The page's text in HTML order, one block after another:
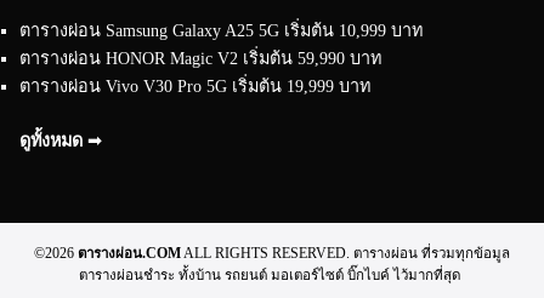
ตารางผ่อน Samsung Galaxy A25 5G เริ่มต้น 10,999 บาท
ตารางผ่อน HONOR Magic V2 เริ่มต้น 59,990 บาท
ตารางผ่อน Vivo V30 Pro 5G เริ่มต้น 19,999 บาท
ดูทั้งหมด ➟
©2026 ตารางผ่อน.COM ALL RIGHTS RESERVED. ตารางผ่อน ที่รวมทุกข้อมูล
ตารางผ่อนชำระ ทั้งบ้าน รถยนต์ มอเตอร์ไซต์ บิ๊กไบค์ ไว้มากที่สุด